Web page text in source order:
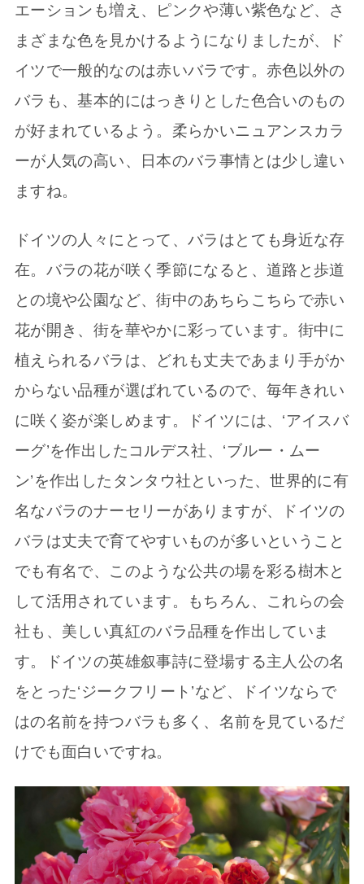
エーションも増え、ピンクや薄い紫色など、さ
まざまな色を見かけるようになりましたが、ド
イツで一般的なのは赤いバラです。赤色以外の
バラも、基本的にはっきりとした色合いのもの
が好まれているよう。柔らかいニュアンスカラ
ーが人気の高い、日本のバラ事情とは少し違い
ますね。
ドイツの人々にとって、バラはとても身近な存
在。バラの花が咲く季節になると、道路と歩道
との境や公園など、街中のあちらこちらで赤い
花が開き、街を華やかに彩っています。街中に
植えられるバラは、どれも丈夫であまり手がか
からない品種が選ばれているので、毎年きれい
に咲く姿が楽しめます。ドイツには、‘アイスバ
ーグ’を作出したコルデス社、‘ブルー・ムー
ン’を作出したタンタウ社といった、世界的に有
名なバラのナーセリーがありますが、ドイツの
バラは丈夫で育てやすいものが多いということ
でも有名で、このような公共の場を彩る樹木と
して活用されています。もちろん、これらの会
社も、美しい真紅のバラ品種を作出していま
す。ドイツの英雄叙事詩に登場する主人公の名
をとった‘ジークフリート’など、ドイツならで
はの名前を持つバラも多く、名前を見ているだ
けでも面白いですね。